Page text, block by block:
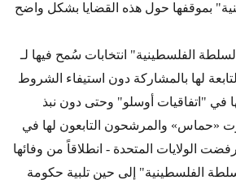
بموقفها حول هذه القضايا بشكل واضح
أجرت "السلطة الفلسطينية" انتخابات سُمح فيها لـ
لها بالمشاركة دون استيفاء الشروط
في "اتفاقيات أوسلو" وحتى دون نبذ
«حماس» والمرشحون التابعون لها في
رفضت الولايات المتحدة - انطلاقاً من وفائها
الفلسطينية" إلى حين تلبية حكومة